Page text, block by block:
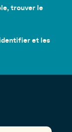
trouver le
et les